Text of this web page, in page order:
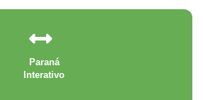
Paraná
Interativo